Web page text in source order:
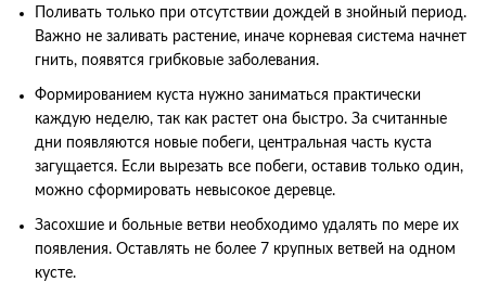
Поливать только при отсутствии дождей в знойный период.
Важно не заливать растение, иначе корневая система начнет
гнить, появятся грибковые заболевания.
Формированием куста нужно заниматься практически
каждую неделю, так как растет она быстро. За считанные
дни появляются новые побеги, центральная часть куста
загущается. Если вырезать все побеги, оставив только один,
можно сформировать невысокое деревце.
Засохшие и больные ветви необходимо удалять по мере их
появления. Оставлять не более 7 крупных ветвей на одном
кусте.